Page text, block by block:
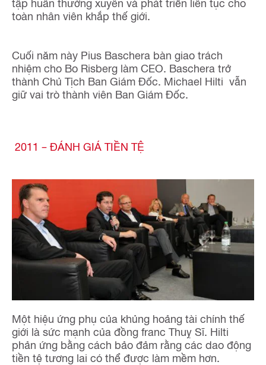
tập huấn thường xuyên và phát triển liên tục cho
toàn nhân viên khắp thế giới.
Cuối năm này Pius Baschera bàn giao trách
nhiệm cho Bo Risberg làm CEO. Baschera trở
thành Chủ Tịch Ban Giám Đốc. Michael Hilti vẫn
giữ vai trò thành viên Ban Giám Đốc.
2011 – ĐÁNH GIÁ TIỀN TỆ
Một hiệu ứng phụ của khủng hoảng tài chính thế
giới là sức mạnh của đồng franc Thuỵ Sĩ. Hilti
phản ứng bằng cách bảo đảm rằng các dao động
tiền tệ tương lai có thể được làm mềm hơn.